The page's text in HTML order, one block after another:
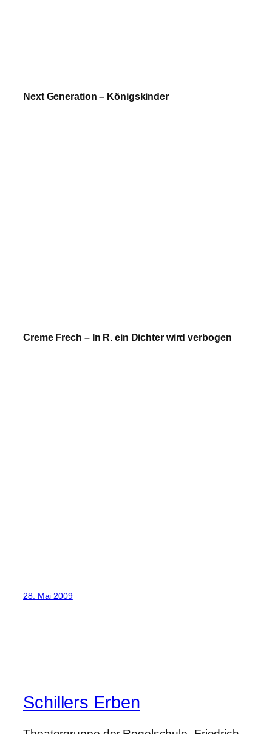
Next Generation – Königskinder
Creme Frech – In R. ein Dichter wird verbogen
28. Mai 2009
Schillers Erben